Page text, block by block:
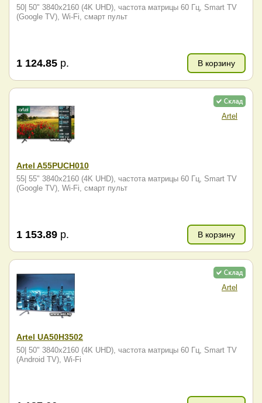
50| 50" 3840x2160 (4K UHD), частота матрицы 60 Гц, Smart TV
(Google TV), Wi-Fi, смарт пульт
1 124.85 р. В корзину
Artel
Artel A55PUCH010
55| 55" 3840x2160 (4K UHD), частота матрицы 60 Гц, Smart TV
(Google TV), Wi-Fi, смарт пульт
1 153.89 р. В корзину
Artel
Artel UA50H3502
50| 50" 3840x2160 (4K UHD), частота матрицы 60 Гц, Smart TV
(Android TV), Wi-Fi